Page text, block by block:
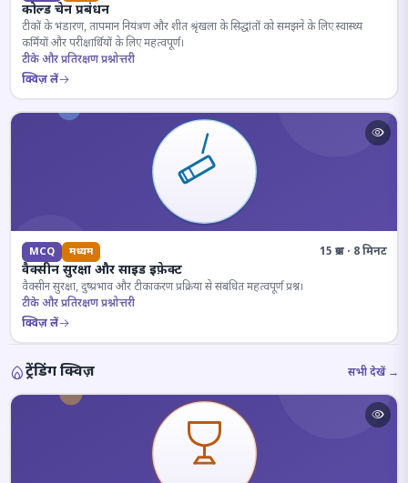
कोल्ड चेन प्रबंधन
टीकों के भंडारण, तापमान नियंत्रण और शीत श्रृंखला के सिद्धांतों को समझने के लिए स्वास्थ्य
कर्मियों और परीक्षार्थियों के लिए महत्वपूर्ण।
टीके और प्रतिरक्षण प्रश्नोत्तरी
क्विज़ लें
MCQ मध्यम 15 प्रश्न · 8 मिनट
वैक्सीन सुरक्षा और साइड इफ़ेक्ट
वैक्सीन सुरक्षा, दुष्प्रभाव और टीकाकरण प्रक्रिया से संबंधित महत्वपूर्ण प्रश्न।
टीके और प्रतिरक्षण प्रश्नोत्तरी
क्विज़ लें
ट्रेंडिंग क्विज़ सभी देखें →